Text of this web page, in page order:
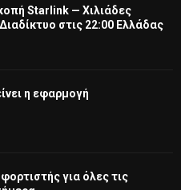
Starlink — Χιλιάδες
στις 22:00 Ελλάδας
η εφαρμογή
για όλες τις